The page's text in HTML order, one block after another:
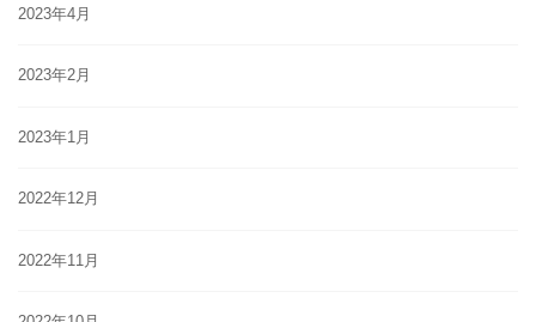
2023年4月
2023年2月
2023年1月
2022年12月
2022年11月